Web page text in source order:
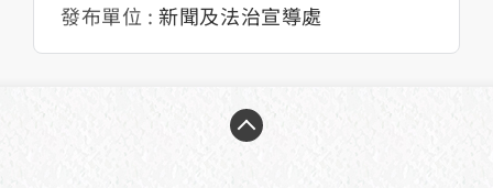
發布單位 :新聞及法治宣導處